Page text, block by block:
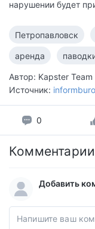
нарушении будет
Петропавловск
аренда
Автор: Kapster Team
Источник:
0
Комментарии
Добавить